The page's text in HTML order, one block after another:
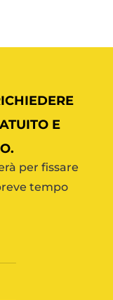
E
per fissare
tempo